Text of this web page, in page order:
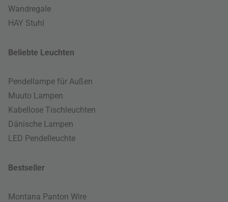
Wandregale
HAY Stuhl
Beliebte Leuchten
Pendellampe für Außen
Muuto Lampen
Kabellose Tischleuchten
Dänische Lampen
LED Pendelleuchte
Bestseller
Montana Panton Wire